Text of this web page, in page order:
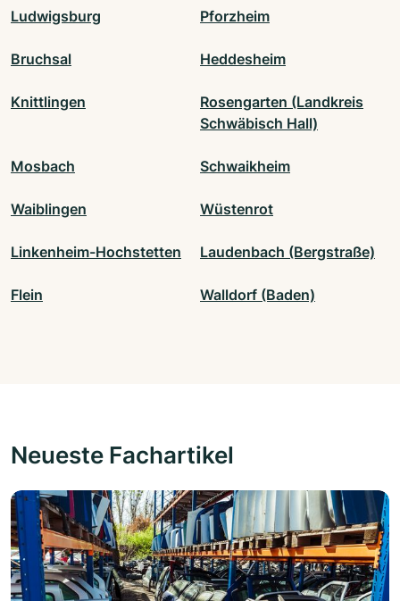
Ludwigsburg Pforzheim
Bruchsal Heddesheim
Knittlingen
Rosengarten (Landkreis
Schwäbisch Hall)
Mosbach Schwaikheim
Waiblingen Wüstenrot
Linkenheim-Hochstetten Laudenbach (Bergstraße)
Flein Walldorf (Baden)
Neueste Fachartikel